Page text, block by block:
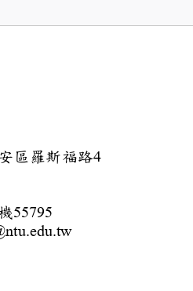
限：
大安區羅斯
4
機
55795